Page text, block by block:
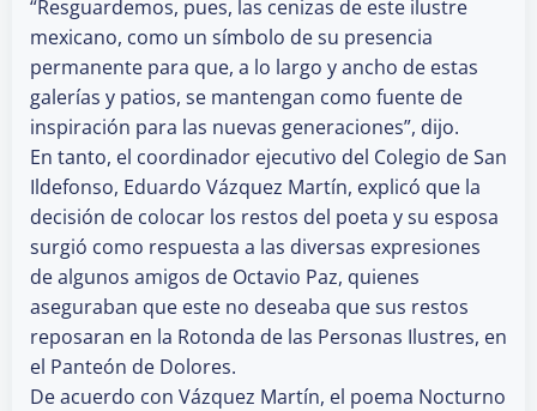
“Resguardemos, pues, las cenizas de este ilustre
mexicano, como un símbolo de su presencia
permanente para que, a lo largo y ancho de estas
galerías y patios, se mantengan como fuente de
inspiración para las nuevas generaciones”, dijo.
En tanto, el coordinador ejecutivo del Colegio de San
Ildefonso, Eduardo Vázquez Martín, explicó que la
decisión de colocar los restos del poeta y su esposa
surgió como respuesta a las diversas expresiones
de algunos amigos de Octavio Paz, quienes
aseguraban que este no deseaba que sus restos
reposaran en la Rotonda de las Personas Ilustres, en
el Panteón de Dolores.
De acuerdo con Vázquez Martín, el poema Nocturno